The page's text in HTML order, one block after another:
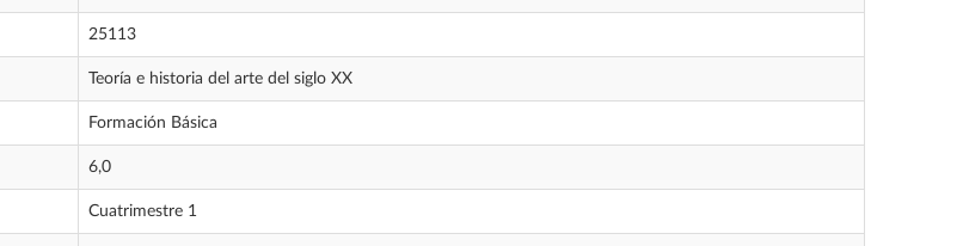
25113
Teoría e historia del arte del siglo XX
Formación Básica
6,0
Cuatrimestre 1